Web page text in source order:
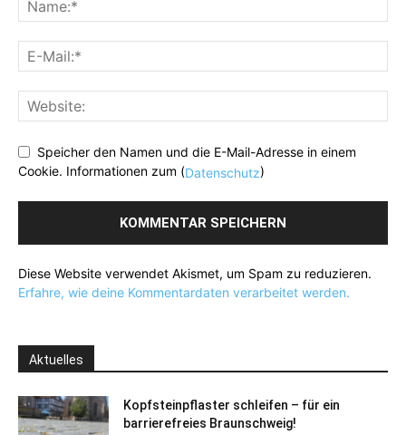
Speicher den Namen und die E-Mail-Adresse in einem
Cookie. Informationen zum (Datenschutz)
Diese Website verwendet Akismet, um Spam zu reduzieren.
Erfahre, wie deine Kommentardaten verarbeitet werden.
Aktuelles
Kopfsteinpflaster schleifen – für ein
barrierefreies Braunschweig!